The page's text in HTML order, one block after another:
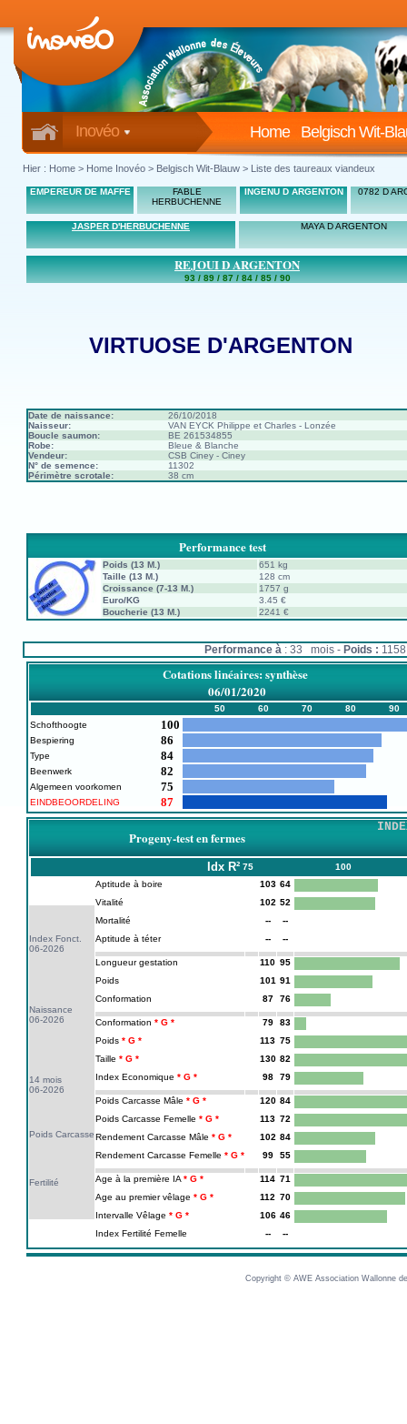
Inovéo Belgisch Wit-
Home
Hier : Home > Home Inovéo > Belgisch Wit-Blauw > Liste des taureaux viandeux
EMPEREUR DE MAFFE
FABLE
HERBUCHENNE
INGENU D ARGENTON 0782 D
JASPER D'HERBUCHENNE MAYA D ARGENTON
REJOUI D ARGENTON
93 / 89 / 87 / 84 / 85 / 90
VIRTUOSE D'ARGENTON
Date de naissance:
26/10/2018
Naisseur:
VAN EYCK Philippe et Charles - Lonzée
Boucle saumon:
BE 261534855
Robe:
Bleue & Blanche
Vendeur:
CSB Ciney - Ciney
N° de semence:
11302
Périmètre scrotale:
38 cm
Performance test
Poids (13 M.)
651 kg
Taille (13 M.)
128 cm
Croissance (7-13 M.)
1757 g
Euro/KG
3.45 €
Boucherie (13 M.)
2241 €
Performance à: 33 mois - Poids :
Cotations linéaires: synthèse
06/01/2020
50 60 70 80
90
Schofthoogte
100
Bespiering 86
Type 84
Beenwerk 82
Algemeen voorkomen 75
EINDBEOORDELING 87
Progeny-test en fermes
Idx R² 75 100
Index Fonct.
06-2026
Naissance
06-2026
14 mois
06-2026
Poids Carcasse
Fertilité
Aptitude à boire 103 64
Vitalité
102 52
Mortalité
--
--
Aptitude à téter
-- --
Longueur gestation 110 95
Poids
101 91
Conformation
87 76
Conformation 79
83
Poids
113 75
Taille
130 82
Index Economique
98 79
Poids Carcasse Mâle 120 84
Poids Carcasse Femelle
113 72
Rendement Carcasse Mâle
102 84
Rendement Carcasse Femelle
99 55
Age à la première IA 114 71
Age au premier vêlage
112 70
Intervalle Vêlage
106 46
Index Fertilité Femelle
-- --
Copyright © AWE Association Wallonne